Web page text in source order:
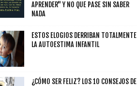
APRENDER" Y NO QUE PASE SIN SABER
NADA
ESTOS ELOGIOS DERRIBAN TOTALMENTE
LA AUTOESTIMA INFANTIL
¿CÓMO SER FELIZ? LOS 10 CONSEJOS DE